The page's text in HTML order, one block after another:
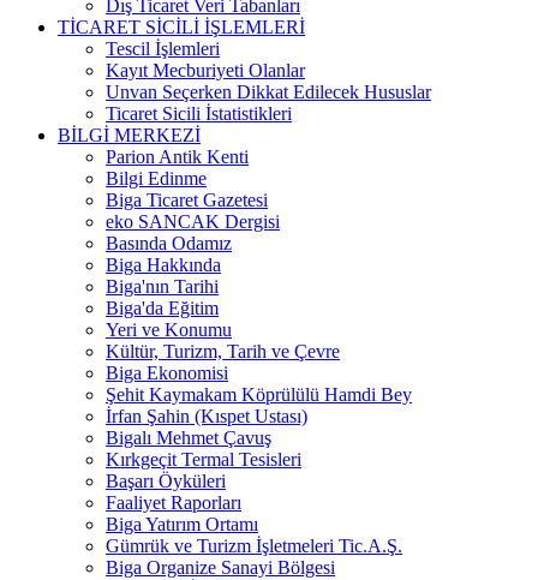
Dış Ticaret Veri Tabanları
TİCARET SİCİLİ İŞLEMLERİ
Tescil İşlemleri
Kayıt Mecburiyeti Olanlar
Unvan Seçerken Dikkat Edilecek Hususlar
Ticaret Sicili İstatistikleri
BİLGİ MERKEZİ
Parion Antik Kenti
Bilgi Edinme
Biga Ticaret Gazetesi
eko SANCAK Dergisi
Basında Odamız
Biga Hakkında
Biga'nın Tarihi
Biga'da Eğitim
Yeri ve Konumu
Kültür, Turizm, Tarih ve Çevre
Biga Ekonomisi
Şehit Kaymakam Köprülülü Hamdi Bey
İrfan Şahin (Kıspet Ustası)
Bigalı Mehmet Çavuş
Kırkgeçit Termal Tesisleri
Başarı Öyküleri
Faaliyet Raporları
Biga Yatırım Ortamı
Gümrük ve Turizm İşletmeleri Tic.A.Ş.
Biga Organize Sanayi Bölgesi